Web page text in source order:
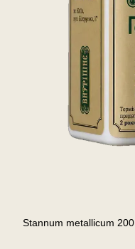
Stannum metallicum 200